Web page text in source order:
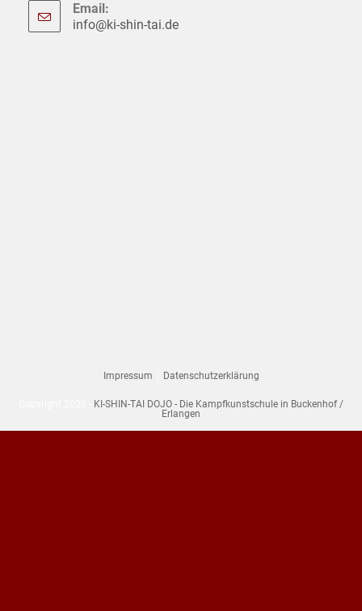
Email:
info@ki-shin-tai.deOpens
Impressum Datenschutzerklärung
KI-SHIN-TAI DOJO - Die Kampfkunstschule in Buckenhof /
Erlangen